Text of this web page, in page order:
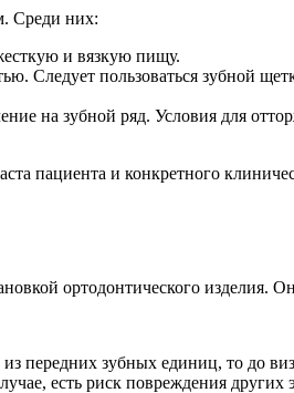
Среди них:
и вязкую пищу.
Следует пользоваться зубной
на зубной ряд. Условия для
пациента и конкретного
ортодонтического изделия.
передних зубных единиц, то до
есть риск повреждения других